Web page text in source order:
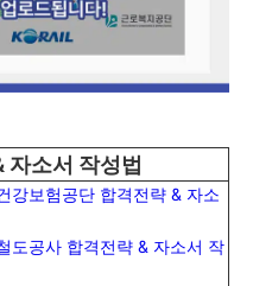
자소서 작성법
강보험공단 합격전략 & 자소
도공사 합격전략 & 자소서 작